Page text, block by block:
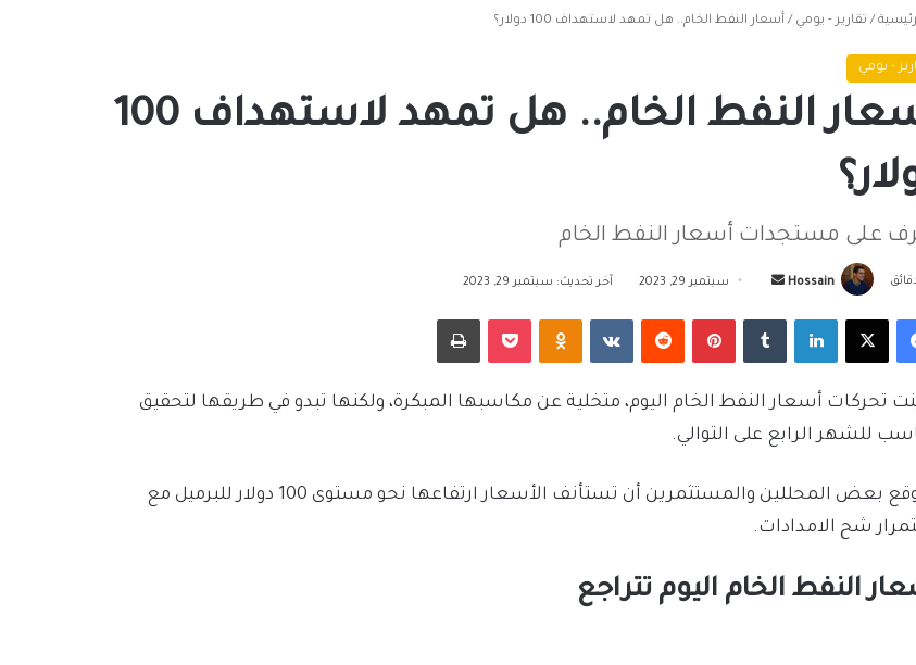
/ تقارير - يومي / أسعار النفط الخام.. هل تمهد لاستهداف 100 دولار؟
- يومي
أسعار النفط الخام.. هل تمهد لاستهداف 100
على مستجدات أسعار النفط الخام
Hossain
أرسل
إلكترونيا
سبتمبر 29, 2023 آخر تحديث: سبتمبر 29, 2023
‫X لينكدإن بينتيريست Odnoklassniki
‫Pocket طباعة
تحركات أسعار النفط الخام اليوم، متخلية عن مكاسبها المبكرة، ولكنها تبدو في طريقها لتحقيق
للشهر الرابع على التوالي.
ويتوقع بعض المحللين والمستثمرين أن تستأنف الأسعار ارتفاعها نحو مستوى 100 دولار للبرميل مع
شح الامدادات.
النفط الخام اليوم تتراجع